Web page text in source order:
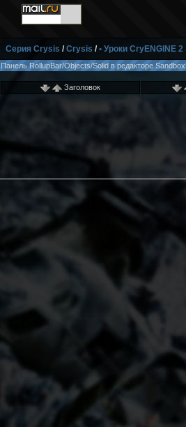
Серия Crysis /Crysis /• Уроки CryENGINE
Панель RollupBar/Objects/Solid в редакторе
Заголовок